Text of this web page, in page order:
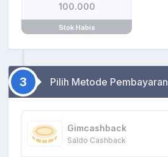
100.000
Stok Habis
3 Pilih Metode Pembayaran
Gimcashback
Saldo Cashback